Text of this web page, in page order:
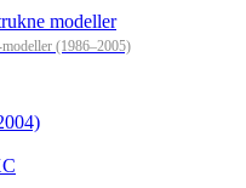
modeller
(1986–2005)